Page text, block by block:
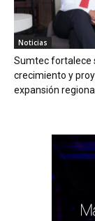
Noticias
Sumtec fortalece
crecimiento y
expansión regional